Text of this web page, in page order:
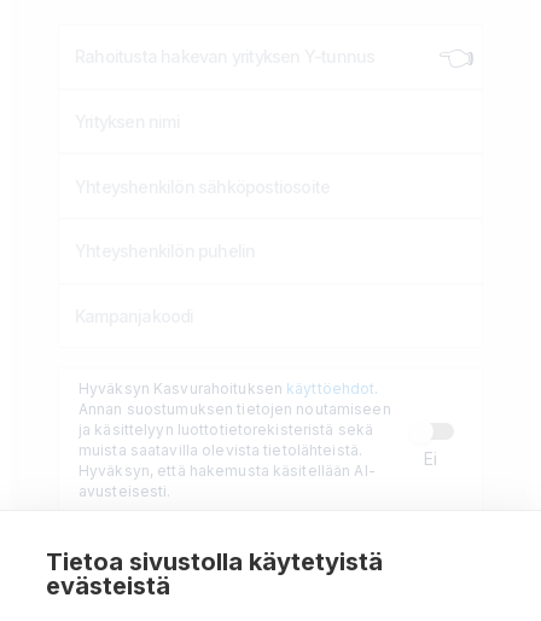
👈
Hyväksyn Kasvurahoituksen käyttöehdot.
Annan suostumuksen tietojen noutamiseen
ja käsittelyyn luottotietorekisteristä sekä
muista saatavilla olevista tietolähteistä.
Hyväksyn, että hakemusta käsitellään AI-
avusteisesti.
Ei
Pyydä lainatarjous
Tietoa sivustolla käytetyistä
evästeistä